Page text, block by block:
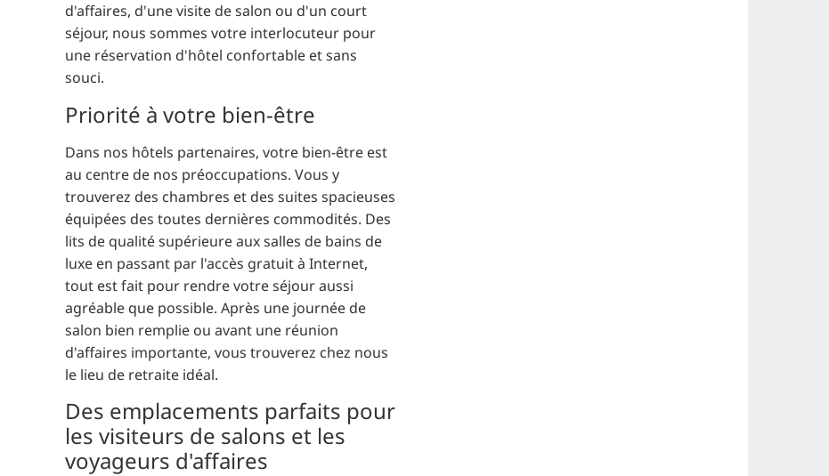
d'affaires, d'une visite de salon ou d'un court
séjour, nous sommes votre interlocuteur pour
une réservation d'hôtel confortable et sans
souci.
Priorité à votre bien-être
Dans nos hôtels partenaires, votre bien-être est
au centre de nos préoccupations. Vous y
trouverez des chambres et des suites spacieuses
équipées des toutes dernières commodités. Des
lits de qualité supérieure aux salles de bains de
luxe en passant par l'accès gratuit à Internet,
tout est fait pour rendre votre séjour aussi
agréable que possible. Après une journée de
salon bien remplie ou avant une réunion
d'affaires importante, vous trouverez chez nous
le lieu de retraite idéal.
Des emplacements parfaits pour
les visiteurs de salons et les
voyageurs d'affaires